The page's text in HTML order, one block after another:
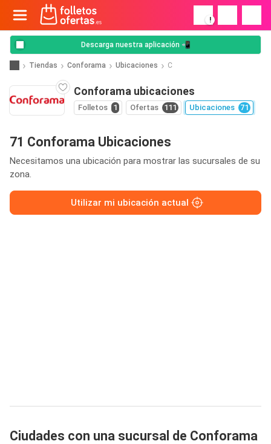
!
Descarga nuestra aplicación 📲
Tiendas Conforama Ubicaciones C
Conforama ubicaciones
Folletos 1 Ofertas 111 Ubicaciones 71
71 Conforama Ubicaciones
Necesitamos una ubicación para mostrar las sucursales de su
zona.
Utilizar mi ubicación actual
Ciudades con una sucursal de Conforama